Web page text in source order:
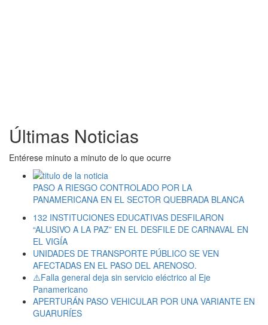
Últimas Noticias
Entérese minuto a minuto de lo que ocurre
PASO A RIESGO CONTROLADO POR LA
PANAMERICANA EN EL SECTOR QUEBRADA BLANCA
132 INSTITUCIONES EDUCATIVAS DESFILARON
“ALUSIVO A LA PAZ” EN EL DESFILE DE CARNAVAL EN
EL VIGÍA
UNIDADES DE TRANSPORTE PÚBLICO SE VEN
AFECTADAS EN EL PASO DEL ARENOSO.
⚠️Falla general deja sin servicio eléctrico al Eje
Panamericano
APERTURÁN PASO VEHICULAR POR UNA VARIANTE EN
GUARURÍES